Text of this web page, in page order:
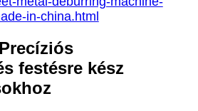
in-china.html
festésre kész